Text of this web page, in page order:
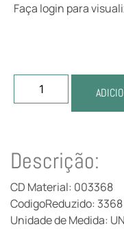
Faça login para
Descrição:
CD Material: 003368
CodigoReduzido: 3368
Unidade de Medida: UN